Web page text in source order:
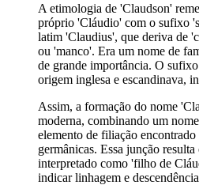
A etimologia de 'Claudson'
próprio 'Cláudio' com o sufixo
latim 'Claudius', que deriva de
ou 'manco'. Era um nome de
de grande importância. O
origem inglesa e escandinava,
Assim, a formação do nome
moderna, combinando um
elemento de filiação
germânicas. Essa junção
interpretado como 'filho de
indicar linhagem e